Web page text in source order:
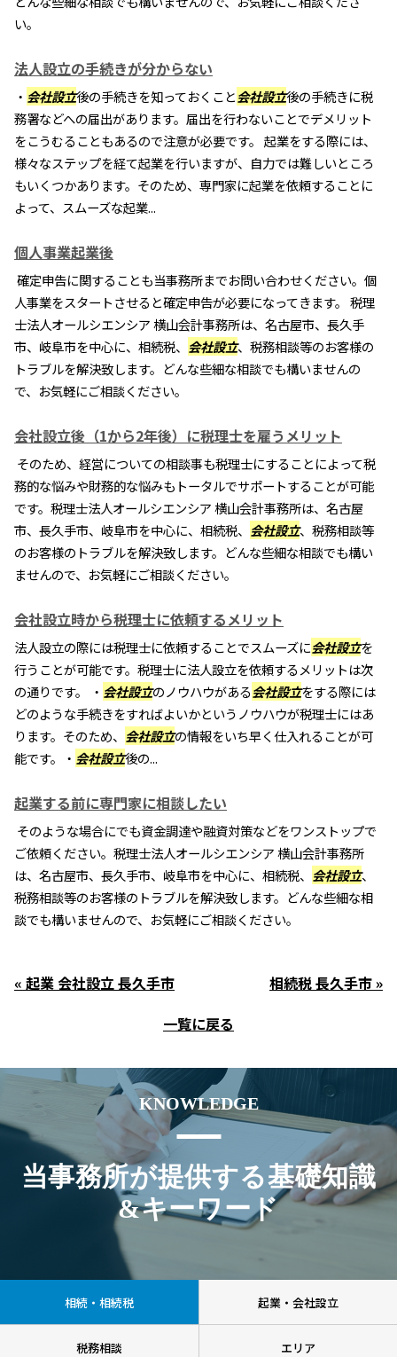
い。
法人設立の手続きが分からない
・ 会社設立後の手続きを知っておくこと会社設立後の手続きに税
務署などへの届出があります。届出を行わないことでデメリット
をこうむることもあるので注意が必要です。 起業をする際には、
様々なステップを経て起業を行いますが、自力では難しいところ
もいくつかあります。そのため、専門家に起業を依頼することに
よって、スムーズな起業...
個人事業起業後
確定申告に関することも当事務所までお問い合わせください。個
人事業をスタートさせると確定申告が必要になってきます。 税理
士法人オールシエンシア 横山会計事務所は、名古屋市、長久手
市、岐阜市を中心に、相続税、 会社設立、税務相談等のお客様の
トラブルを解決致します。どんな些細な相談でも構いませんの
で、お気軽にご相談ください。
会社設立後（1から2年後）に税理士を雇うメリット
そのため、経営についての相談事も税理士にすることによって税
務的な悩みや財務的な悩みもトータルでサポートすることが可能
です。税理士法人オールシエンシア 横山会計事務所は、名古屋
市、長久手市、岐阜市を中心に、相続税、 会社設立、税務相談等
のお客様のトラブルを解決致します。どんな些細な相談でも構い
ませんので、お気軽にご相談ください。
会社設立時から税理士に依頼するメリット
法人設立の際には税理士に依頼することでスムーズに会社設立を
行うことが可能です。税理士に法人設立を依頼するメリットは次
の通りです。 ・ 会社設立のノウハウがある会社設立をする際には
どのような手続きをすればよいかというノウハウが税理士にはあ
ります。そのため、 会社設立の情報をいち早く仕入れることが可
能です。・ 会社設立後の...
起業する前に専門家に相談したい
そのような場合にでも資金調達や融資対策などをワンストップで
ご依頼ください。税理士法人オールシエンシア 横山会計事務所
は、名古屋市、長久手市、岐阜市を中心に、相続税、 会社設立、
税務相談等のお客様のトラブルを解決致します。どんな些細な相
談でも構いませんので、お気軽にご相談ください。
« 起業 会社設立 長久手市
相続税 長久手市 »
一覧に戻る
KNOWLEDGE
当事務所が提供する基礎知識
&キーワード
相続・相続税 起業・会社設立
税務相談 エリア